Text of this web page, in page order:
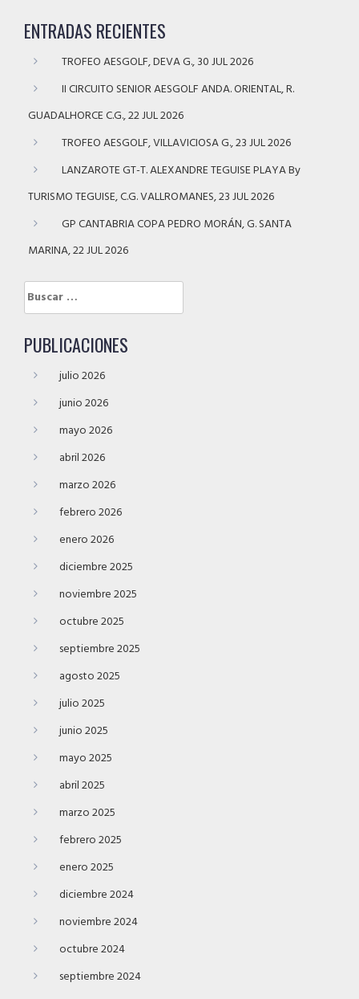
ENTRADAS RECIENTES
TROFEO AESGOLF, DEVA G., 30 JUL 2026
II CIRCUITO SENIOR AESGOLF ANDA. ORIENTAL, R.
GUADALHORCE C.G., 22 JUL 2026
TROFEO AESGOLF, VILLAVICIOSA G., 23 JUL 2026
LANZAROTE GT-T. ALEXANDRE TEGUISE PLAYA By
TURISMO TEGUISE, C.G. VALLROMANES, 23 JUL 2026
GP CANTABRIA COPA PEDRO MORÁN, G. SANTA
MARINA, 22 JUL 2026
Buscar:
PUBLICACIONES
julio 2026
junio 2026
mayo 2026
abril 2026
marzo 2026
febrero 2026
enero 2026
diciembre 2025
noviembre 2025
octubre 2025
septiembre 2025
agosto 2025
julio 2025
junio 2025
mayo 2025
abril 2025
marzo 2025
febrero 2025
enero 2025
diciembre 2024
noviembre 2024
octubre 2024
septiembre 2024